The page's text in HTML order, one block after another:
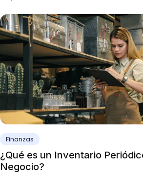
Finanzas
¿Qué es un Inventario
Negocio?